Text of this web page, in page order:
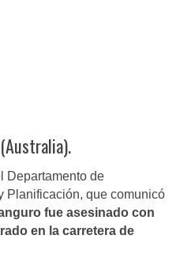
Departamento de
Planificación, que comunicó
fue asesinado con
en la carretera de